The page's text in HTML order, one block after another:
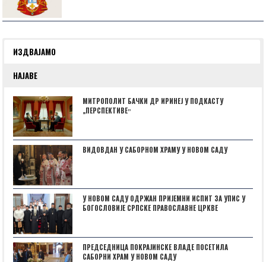
ИЗДВАЈАМО
НАЈАВЕ
МИТРОПОЛИТ БАЧКИ ДР ИРИНЕЈ У ПОДКАСТУ
„ПЕРСПЕКТИВЕˮ
ВИДОВДАН У САБОРНОМ ХРАМУ У НОВОМ САДУ
У НОВОМ САДУ ОДРЖАН ПРИЈЕМНИ ИСПИТ ЗА УПИС У
БОГОСЛОВИЈЕ СРПСКЕ ПРАВОСЛАВНЕ ЦРКВЕ
ПРЕДСЕДНИЦА ПОКРАЈИНСКЕ ВЛАДЕ ПОСЕТИЛА
САБОРНИ ХРАМ У НОВОМ САДУ